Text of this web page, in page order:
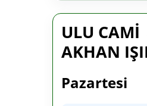
ULU
AKHAN
Pazartesi